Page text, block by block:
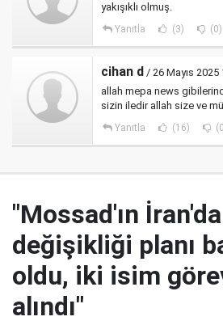
yakışıklı olmuş.
Yanıtla (3) (0)
cihan d / 26 Mayıs 2025
allah mepa news
sizin iledir allah size ve
Yanıtla (16)
"Mossad'ın
değişikliği planı
oldu, iki isim
alındı"